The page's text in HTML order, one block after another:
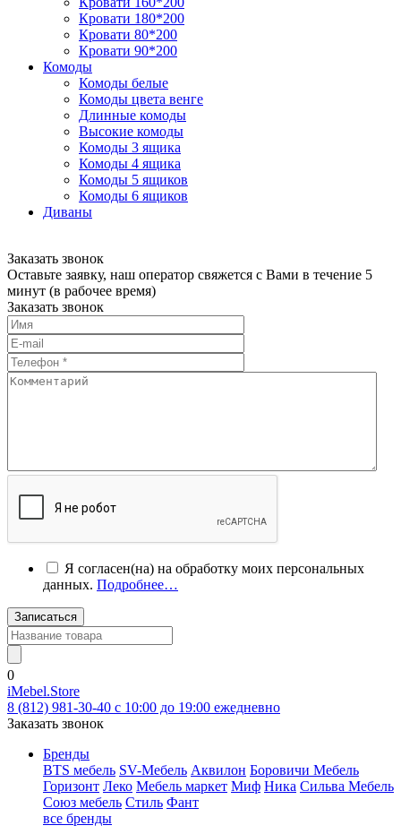
Кровати 180*200
Кровати 80*200
Кровати 90*200
Комоды
Комоды белые
Комоды цвета венге
Длинные комоды
Высокие комоды
Комоды 3 ящика
Комоды 4 ящика
Комоды 5 ящиков
Комоды 6 ящиков
Диваны
Заказать звонок
Оставьте заявку, наш оператор свяжется с Вами в течение 5
минут (в рабочее время)
Заказать звонок
Я согласен(на) на обработку моих персональных
данных. Подробнее…
Записаться
0
iMebel.Store
8 (812) 981-30-40 c 10:00 до 19:00 ежедневно
Заказать звонок
Бренды
BTS мебель SV-Мебель Аквилон Боровичи Мебель
Горизонт Леко Мебель маркет Миф Ника Сильва Мебель
Союз мебель Стиль Фант
все бренды